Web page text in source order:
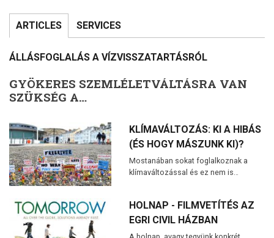
ARTICLES SERVICES
ÁLLÁSFOGLALÁS A VÍZVISSZATARTÁSRÓL
GYÖKERES SZEMLÉLETVÁLTÁSRA VAN
SZÜKSÉG A…
KLÍMAVÁLTOZÁS: KI A HIBÁS
(ÉS HOGY MÁSZUNK KI)?
Mostanában sokat foglalkoznak a
klímaváltozással és ez nem is…
HOLNAP - FILMVETÍTÉS AZ
EGRI CIVIL HÁZBAN